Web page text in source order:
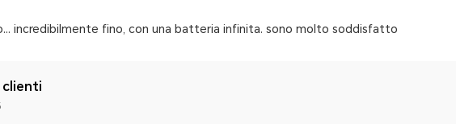
incredibilmente fino, con una batteria infinita. sono molto soddisfatto
clienti